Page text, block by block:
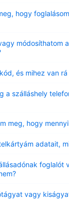
hogy
módosíthatom
és mihez van
a szálláshely
meg, hogy
adatait,
foglalót
vagy